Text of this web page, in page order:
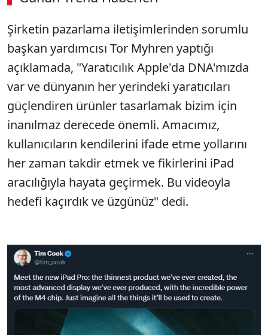
Şirketin pazarlama iletişimlerinden sorumlu
başkan yardımcısı Tor Myhren yaptığı
açıklamada, "Yaratıcılık Apple'da DNA'mızda
var ve dünyanın her yerindeki yaratıcıları
güçlendiren ürünler tasarlamak bizim için
inanılmaz derecede önemli. Amacımız,
kullanıcıların kendilerini ifade etme yollarını
her zaman takdir etmek ve fikirlerini iPad
aracılığıyla hayata geçirmek. Bu videoyla
hedefi kaçırdık ve üzgünüz" dedi.